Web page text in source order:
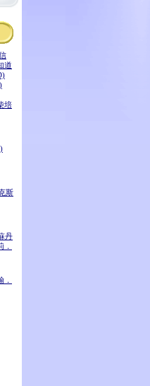
道
培
斯
丹
．
．